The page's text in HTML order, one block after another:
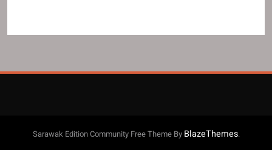
Sarawak Edition Community Free Theme By BlazeThemes.